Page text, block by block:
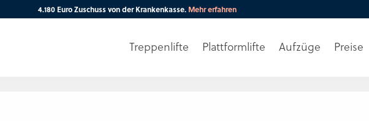
4.180 Euro Zuschuss von der Krankenkasse. Mehr erfahren
Treppenlifte Plattformlifte Aufzüge Preise
Ihre PLZ